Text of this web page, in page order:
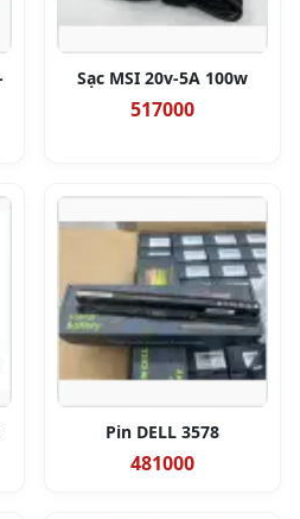
Sạc MSI 20v-5A 100w
517000
Pin DELL 3578
481000